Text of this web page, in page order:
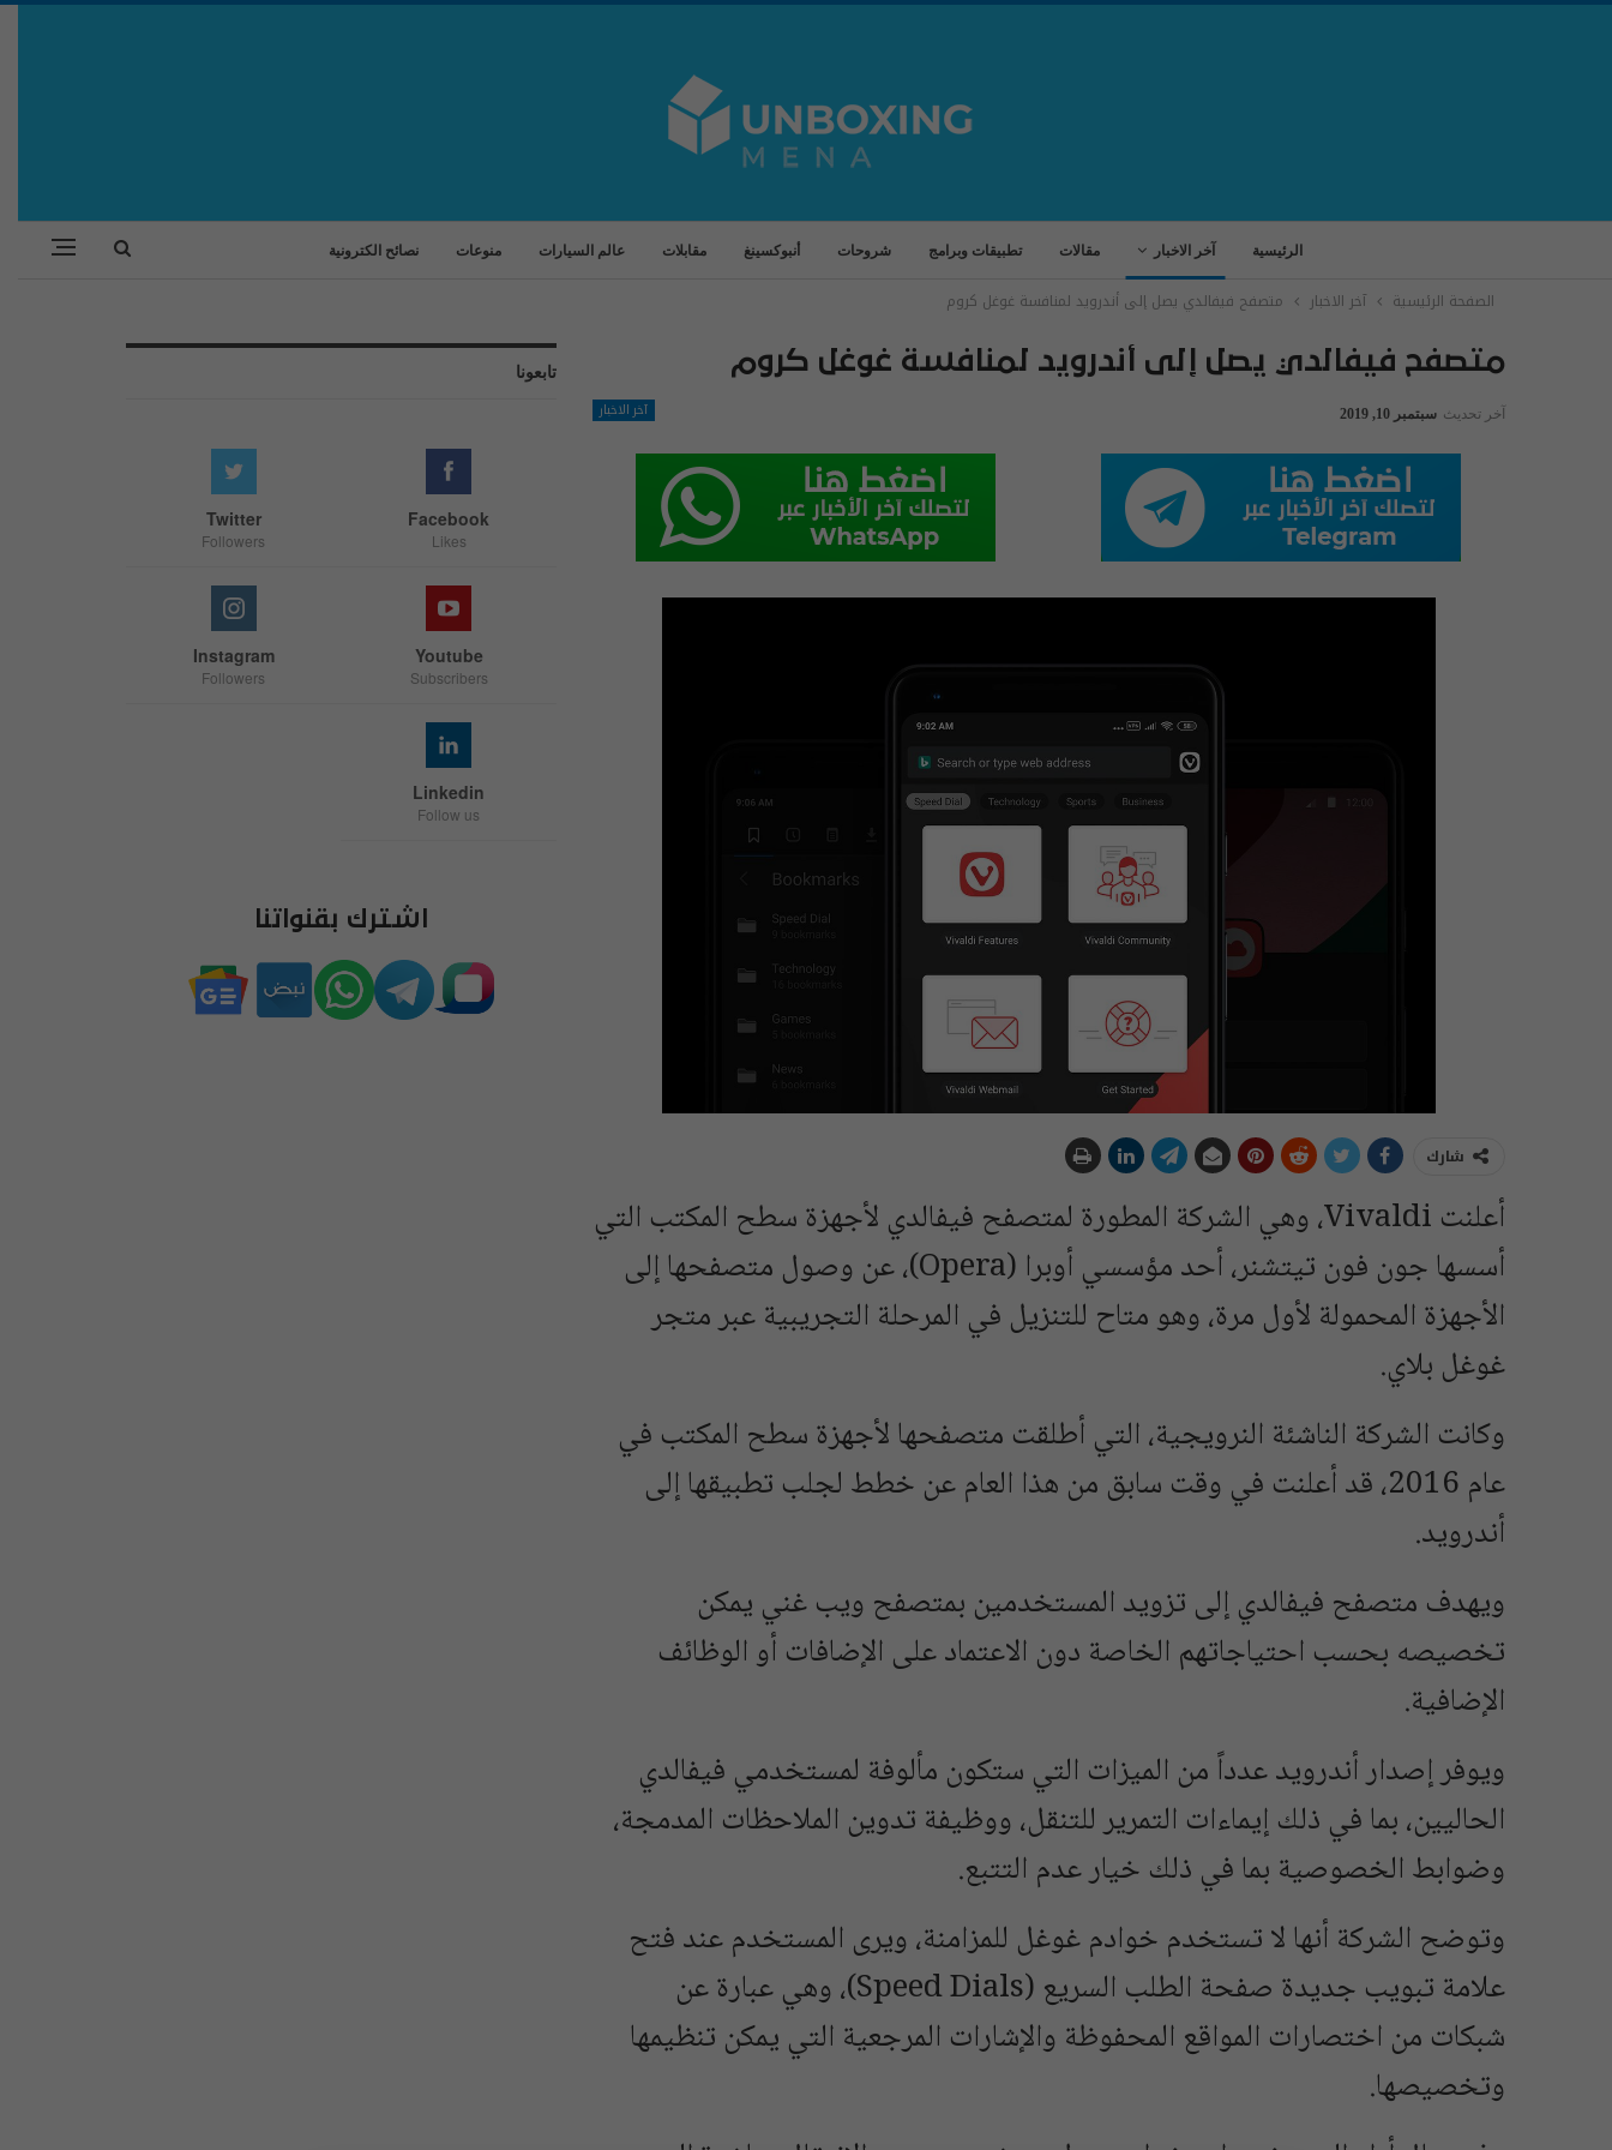
الرئيسية آخر الاخبار مقالات تطبيقات وبرامج شروحات أنبوكسينغ مقابلات عالم السيارات منوعات نصائح الكترونية
الصفحة الرئيسية آخر الاخبار متصفح فيفالدي يصل إلى أندرويد لمنافسة غوغل كروم
متصفح فيفالدي يصل إلى أندرويد لمنافسة غوغل كروم
آخر الاخبار آخر تحديث سبتمبر 10, 2019
شارك
أعلنت Vivaldi، وهي الشركة المطورة لمتصفح فيفالدي لأجهزة سطح المكتب التي
أسسها جون فون تيتشنر، أحد مؤسسي أوبرا (Opera)، عن وصول متصفحها إلى
الأجهزة المحمولة لأول مرة، وهو متاح للتنزيل في المرحلة التجريبية عبر متجر
غوغل بلاي.
وكانت الشركة الناشئة النرويجية، التي أطلقت متصفحها لأجهزة سطح المكتب في
عام 2016، قد أعلنت في وقت سابق من هذا العام عن خطط لجلب تطبيقها إلى
أندرويد.
ويهدف متصفح فيفالدي إلى تزويد المستخدمين بمتصفح ويب غني يمكن
تخصيصه بحسب احتياجاتهم الخاصة دون الاعتماد على الإضافات أو الوظائف
الإضافية.
ويوفر إصدار أندرويد عدداً من الميزات التي ستكون مألوفة لمستخدمي فيفالدي
الحاليين، بما في ذلك إيماءات التمرير للتنقل، ووظيفة تدوين الملاحظات المدمجة،
وضوابط الخصوصية بما في ذلك خيار عدم التتبع.
وتوضح الشركة أنها لا تستخدم خوادم غوغل للمزامنة، ويرى المستخدم عند فتح
علامة تبويب جديدة صفحة الطلب السريع (Speed Dials)، وهي عبارة عن
شبكات من اختصارات المواقع المحفوظة والإشارات المرجعية التي يمكن تنظيمها
وتخصيصها.
تابعونا
Facebook
Likes
Twitter
Followers
Youtube
Subscribers
Instagram
Followers
Linkedin
Follow us
اشترك بقنواتنا